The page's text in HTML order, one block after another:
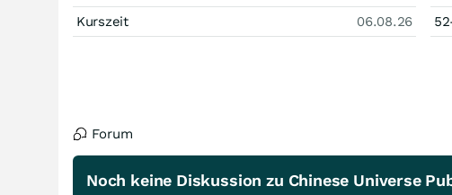
Kurszeit
06.08.26
Forum
Noch keine Diskussion zu Chinese Universe